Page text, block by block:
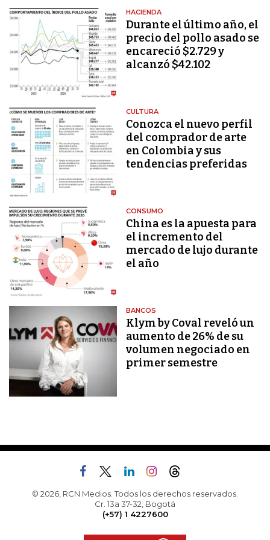
HACIENDA
Durante el último año, el
precio del pollo asado se
encareció $2.729 y
alcanzó $42.102
CULTURA
Conozca el nuevo perfil
del comprador de arte
en Colombia y sus
tendencias preferidas
CONSUMO
China es la apuesta para
el incremento del
mercado de lujo durante
el año
BANCOS
Klym by Coval reveló un
aumento de 26% de su
volumen negociado en
primer semestre
© 2026, RCN Medios. Todos los derechos reservados.
Cr. 13a 37-32, Bogotá
(+57) 1 4227600